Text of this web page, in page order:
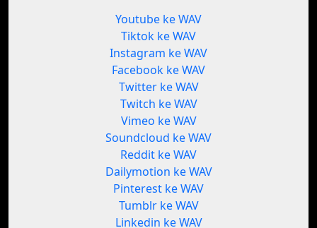
Youtube ke WAV
Tiktok ke WAV
Instagram ke WAV
Facebook ke WAV
Twitter ke WAV
Twitch ke WAV
Vimeo ke WAV
Soundcloud ke WAV
Reddit ke WAV
Dailymotion ke WAV
Pinterest ke WAV
Tumblr ke WAV
Linkedin ke WAV